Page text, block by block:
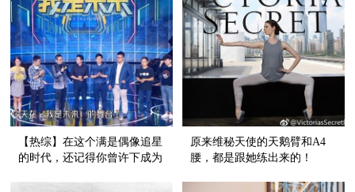
【热综】在这个满是偶像追星
的时代，还记得你曾许下成为
原来维秘天使的天鹅臂和A4
腰，都是跟她练出来的！